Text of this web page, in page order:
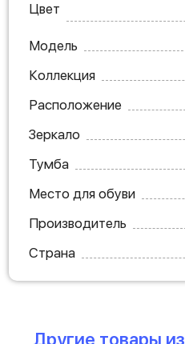
Цвет
Модель
Коллекция
Расположение
Зеркало
Тумба
Место для обуви
Производитель
Страна
Другие товары